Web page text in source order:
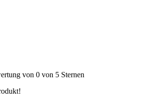
von 0 von 5 Sternen